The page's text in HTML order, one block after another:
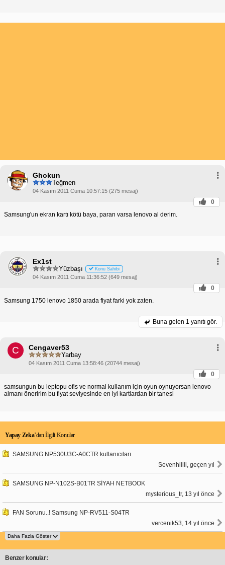
Ghokun
Teğmen
04 Kasım 2011 Cuma 10:57:15 (275 mesaj)
0
Samsung'un ekran kartı kötü baya, paran varsa lenovo al derim.
Ex1st
Yüzbaşı Konu Sahibi
04 Kasım 2011 Cuma 11:36:52 (649 mesaj)
0
Samsung 1750 lenovo 1850 arada fiyat farki yok zaten.
Buna gelen 1 yanıtı gör.
C Cengaver53
Yarbay
04 Kasım 2011 Cuma 13:58:46 (20744 mesaj)
0
samsungun bu leptopu ofis ve normal kullanım için oyun oynuyorsan lenovo
almanı öneririm bu fiyat seviyesinde en iyi kartlardan bir tanesi
Yapay Zeka’dan İlgili Konular
SAMSUNG NP530U3C-A0CTR kullanıcıları
Sevenhillli, geçen yıl
SAMSUNG NP-N102S-B01TR SİYAH NETBOOK
mysterious_tr, 13 yıl önce
FAN Sorunu..! Samsung NP-RV511-S04TR
vercenik53, 14 yıl önce
Benzer konular: